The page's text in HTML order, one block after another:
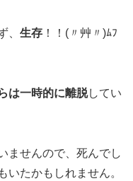
、 生存 ！！(〃艸〃)ﾑﾌ
は一時的に離脱してい
ませんので、死んでし
いたかもしれません。